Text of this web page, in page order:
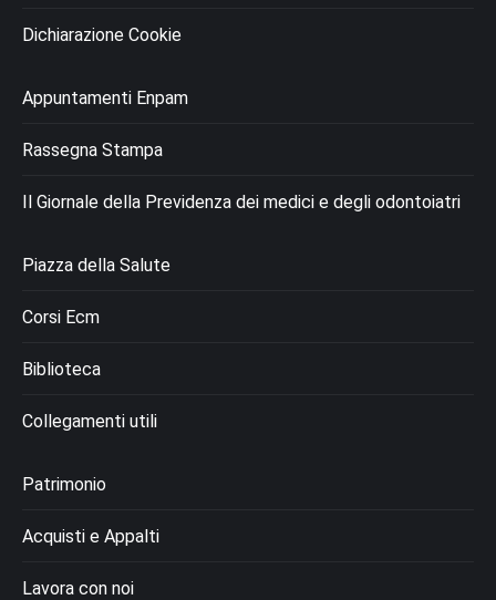
Dichiarazione Cookie
Appuntamenti Enpam
Rassegna Stampa
Il Giornale della Previdenza dei medici e degli odontoiatri
Piazza della Salute
Corsi Ecm
Biblioteca
Collegamenti utili
Patrimonio
Acquisti e Appalti
Lavora con noi